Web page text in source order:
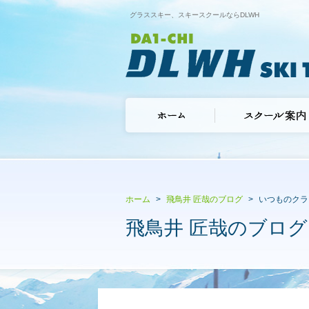
グラススキー、スキースクールならDLWH
ホーム 飛鳥井 匠哉のブログ いつものク
飛鳥井 匠哉のブログ